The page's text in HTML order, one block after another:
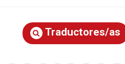
Traductores/as